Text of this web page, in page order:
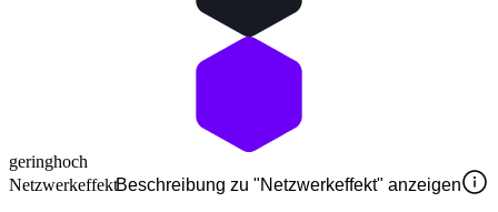
geringhoch
NetzwerkeffektBeschreibung zu "Netzwerkeffekt" anzeigen